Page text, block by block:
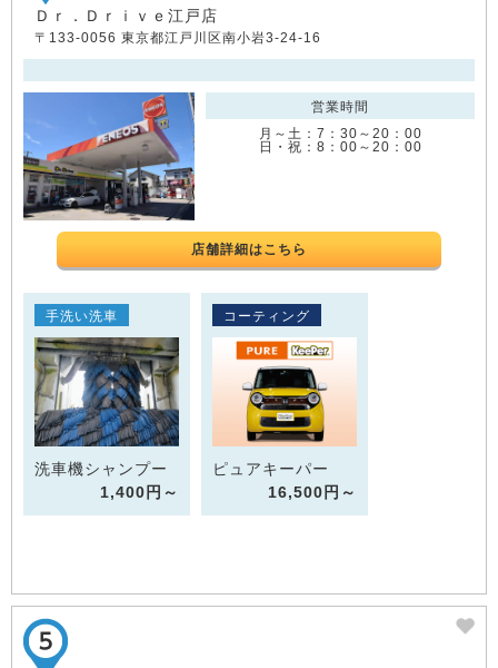
Ｄｒ．Ｄｒｉｖｅ江戸店
〒133-0056 東京都江戸川区南小岩3-24-16
営業時間
月～土：7：30～20：00
日・祝：8：00～20：00
店舗詳細はこちら
手洗い洗車
洗車機シャンプー
1,400円～
コーティング
ピュアキーパー
16,500円～